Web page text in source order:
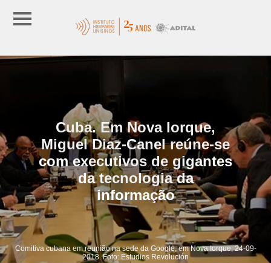
Cuba. Em Nova Iorque,
Miguel Diaz-Canel reúne-se
com executivos de gigantes
da tecnologia da
informação
Comitiva cubana em reunião na sede da Google, em Nova Iorque, 24-09-
2018. Foto: Estudios Revolución